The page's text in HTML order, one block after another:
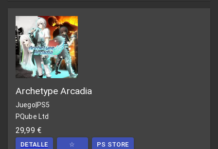
Archetype Arcadia
Juego|PS5
PQube Ltd
29,99 €
DETALLE ☆ PS STORE